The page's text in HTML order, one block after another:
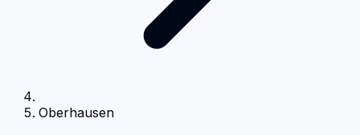
Oberhausen